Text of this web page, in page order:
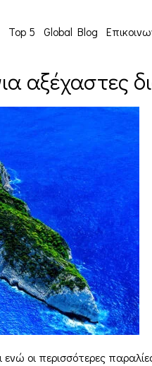
Top 5 Global Blog
αξέχαστες
οι περισσότερες